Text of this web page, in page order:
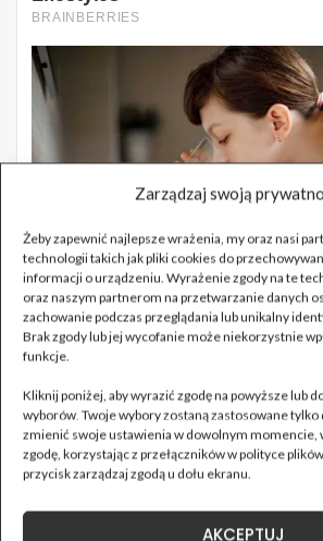
Zarządzaj swoją
Żeby zapewnić najlepsze wrażenia, my oraz nasi
technologii takich jak pliki cookies do
informacji o urządzeniu. Wyrażenie zgody na te
oraz naszym partnerom na przetwarzanie danych
zachowanie podczas przeglądania lub unikalny
Brak zgody lub jej wycofanie może niekorzystnie
funkcje.
Kliknij poniżej, aby wyrazić zgodę na powyższe lub
wyborów. Twoje wybory zostaną zastosowane
zmienić swoje ustawienia w dowolnym momencie,
zgodę, korzystając z przełączników w polityce
przycisk zarządzaj zgodą u dołu ekranu.
AKCEPTUJ